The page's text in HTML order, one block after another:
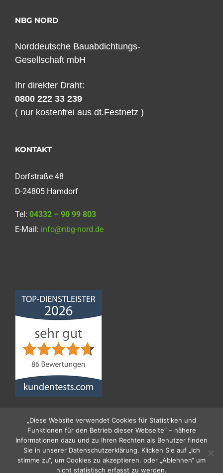
NBG NORD
Norddeutsche Bauabdichtungs-
Gesellschaft mbH
Ihr direkter Draht:
0800 222 33 239
( nur kostenfrei aus dt.Festnetz )
KONTAKT
Dorfstraße 48
D-24805 Hamdorf
Tel: 04332 – 90 99 803
E-Mail: info@nbg-nord.de
Norddeutsche
Bauabdichtungsgesellschaft
mbH
von 5
86Bewertungen
„Diese Website verwendet Cookies für Statistiken und
Funktionen für den Betrieb dieser Webseite“ – nähere
Informationen dazu und zu Ihren Rechten als Benutzer finden
Sie in unserer Datenschutzerklärung. Klicken Sie auf „Ich
stimme zu“, um Cookies zu akzeptieren. oder „Ablehnen“ um
nicht statistisch erfasst zu werden.